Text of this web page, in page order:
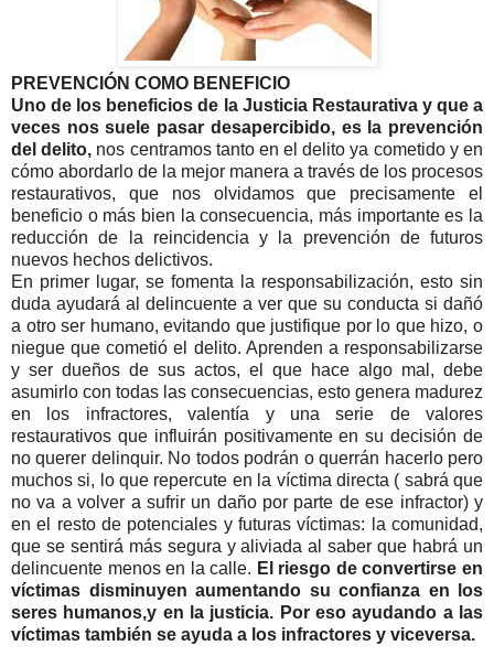
PREVENCIÓN COMO BENEFICIO
Uno de los beneficios de la Justicia Restaurativa y que a
veces nos suele pasar desapercibido, es la prevención
del delito, nos centramos tanto en el delito ya cometido y en
cómo abordarlo de la mejor manera a través de los procesos
restaurativos, que nos olvidamos que precisamente el
beneficio o más bien la consecuencia, más importante es la
reducción de la reincidencia y la prevención de futuros
nuevos hechos delictivos.
En primer lugar, se fomenta la responsabilización, esto sin
duda ayudará al delincuente a ver que su conducta si dañó
a otro ser humano, evitando que justifique por lo que hizo, o
niegue que cometió el delito. Aprenden a responsabilizarse
y ser dueños de sus actos, el que hace algo mal, debe
asumirlo con todas las consecuencias, esto genera madurez
en los infractores, valentía y una serie de valores
restaurativos que influirán positivamente en su decisión de
no querer delinquir. No todos podrán o querrán hacerlo pero
muchos si, lo que repercute en la víctima directa ( sabrá que
no va a volver a sufrir un daño por parte de ese infractor) y
en el resto de potenciales y futuras víctimas: la comunidad,
que se sentirá más segura y aliviada al saber que habrá un
delincuente menos en la calle. El riesgo de convertirse en
víctimas disminuyen aumentando su confianza en los
seres humanos,y en la justicia. Por eso ayudando a las
víctimas también se ayuda a los infractores y viceversa.